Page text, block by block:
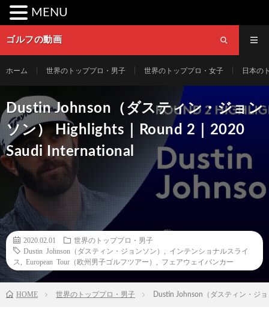
ゴルフの動画
ホーム 世界のトッププロ・男子 世界のトッププロ・女子 日本の
Dustin Johnson（ダスティン・ジョン
ソン） Highlights｜Round 2｜2020
Saudi International
2020.02.01
世界のトッププロ・男子
Dustin Johnson（ダスティン・ジョンソン）
インテンショナルスライ
ス
European Tour（欧州男子ゴルフツアー） フェアウェイバンカー
HOME 世界のトッププロ・男子 Dustin Johnson（ダスティン・ジ
MENU